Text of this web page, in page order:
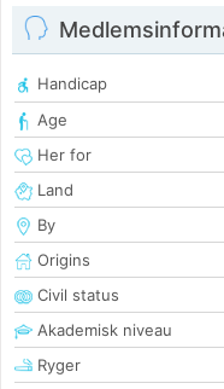
Handicap
Age
Her for
Land
By
Origins
Civil status
Akademisk niveau
Ryger